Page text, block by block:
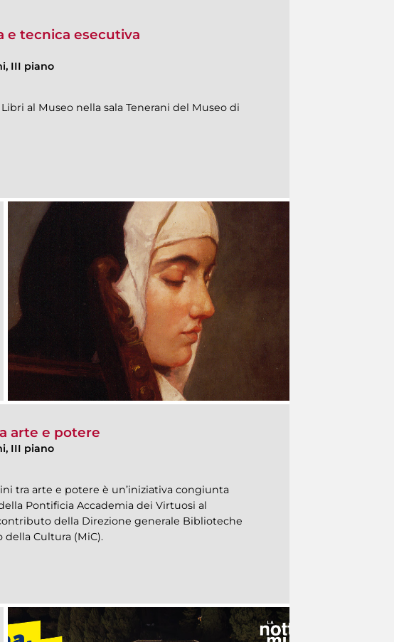
e tecnica esecutiva
III piano
al Museo nella sala Tenerani del Museo di
arte e potere
III piano
tra arte e potere è un’iniziativa congiunta
Pontificia Accademia dei Virtuosi al
della Direzione generale Biblioteche
Cultura (MiC).